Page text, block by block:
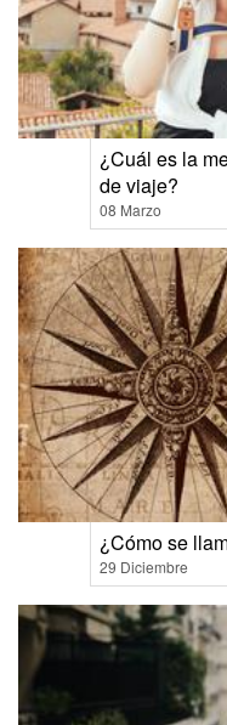
¿Cuál es la
de viaje?
08 Marzo
¿Cómo se
29 Diciembre